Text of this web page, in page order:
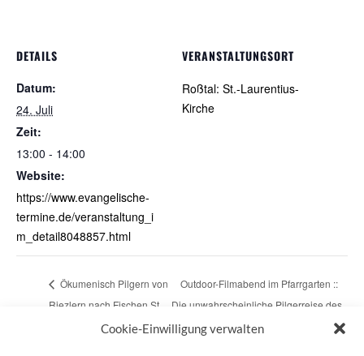
Cookie-Einwilligung verwalten
DETAILS
Datum:
24. Juli
Zeit:
13:00 - 14:00
Website:
https://www.evangelische-
termine.de/veranstaltung_i
m_detail8048857.html
VERANSTALTUNGSORT
Roßtal: St.-Laurentius-
Kirche
Ökumenisch Pilgern von
Riezlern nach Fischen St.
Outdoor-Filmabend im Pfarrgarten ::
Die unwahrscheinliche Pilgerreise des
Harold Fry